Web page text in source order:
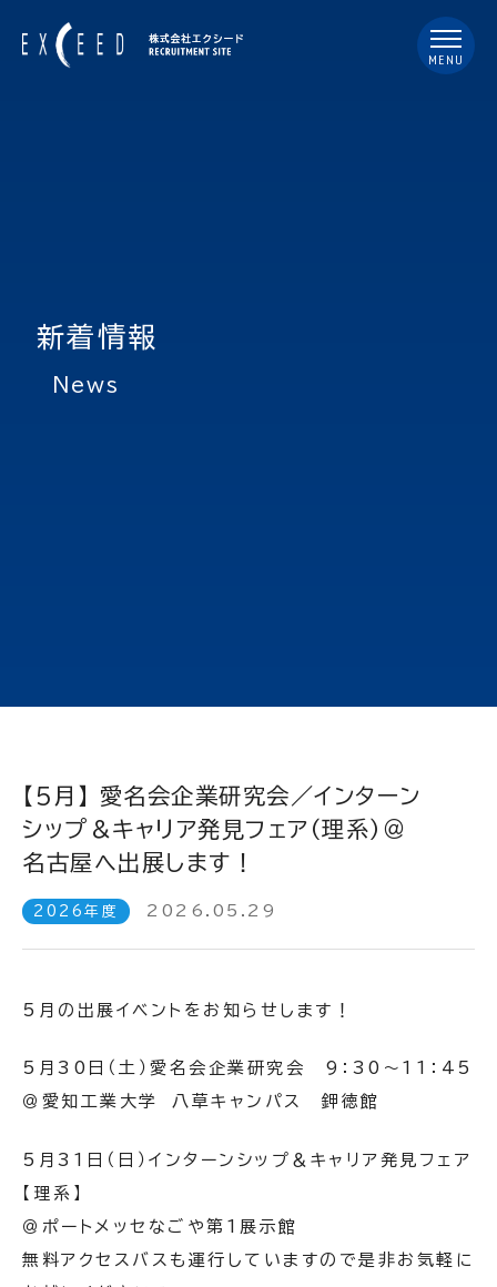
MENU
新着情報
news
【5月】 愛名会企業研究会／インターン
シップ＆キャリア発見フェア（理系）＠
名古屋へ出展します！
2026年度 2026.05.29
5月の出展イベントをお知らせします！
5月30日（土）愛名会企業研究会 9：30～11：45
＠愛知工業大学 八草キャンパス 鉀徳館
5月31日（日）インターンシップ＆キャリア発見フェア
【理系】
＠ポートメッセなごや第1展示館
無料アクセスバスも運行していますので是非お気軽に